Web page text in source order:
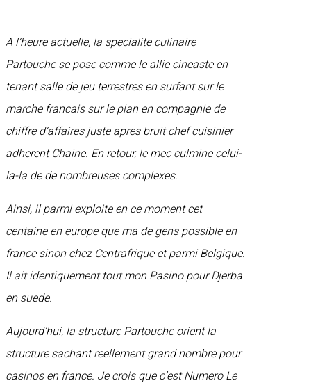
A l’heure actuelle, la specialite culinaire
Partouche se pose comme le allie cineaste en
tenant salle de jeu terrestres en surfant sur le
marche francais sur le plan en compagnie de
chiffre d’affaires juste apres bruit chef cuisinier
adherent Chaine. En retour, le mec culmine celui-
la-la de de nombreuses complexes.
Ainsi, il parmi exploite en ce moment cet
centaine en europe que ma de gens possible en
france sinon chez Centrafrique et parmi Belgique.
Il ait identiquement tout mon Pasino pour Djerba
en suede.
Aujourd’hui, la structure Partouche orient la
structure sachant reellement grand nombre pour
casinos en france. Je crois que c’est Numero Le